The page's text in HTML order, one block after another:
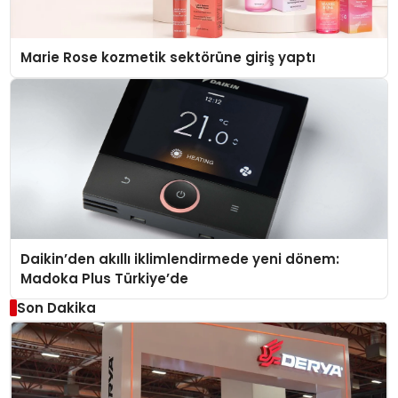
Marie Rose kozmetik sektörüne giriş yaptı
Daikin’den akıllı iklimlendirmede yeni dönem:
Madoka Plus Türkiye’de
Son Dakika